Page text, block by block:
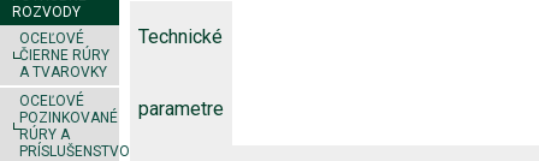
ROZVODY
OCEĽOVÉ
ČIERNE RÚRY
A TVAROVKY
OCEĽOVÉ
POZINKOVANÉ
RÚRY A
PRÍSLUŠENSTVO
Technické
parametre